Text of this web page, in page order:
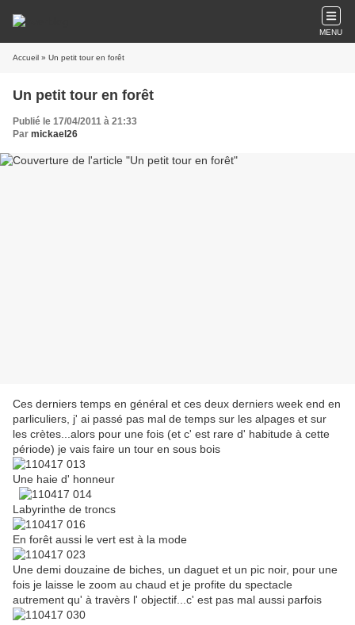
MENU
Accueil » Un petit tour en forêt
Un petit tour en forêt
Publié le 17/04/2011 à 21:33
Par mickael26
Ces derniers temps en général et ces deux derniers week end en
parliculiers, j' ai passé pas mal de temps sur les alpages et sur
les crètes...alors pour une fois (et c' est rare d' habitude à cette
période) je vais faire un tour en sous bois
Une haie d' honneur
Labyrinthe de troncs
En forêt aussi le vert est à la mode
Une demi douzaine de biches, un daguet et un pic noir, pour une
fois je laisse le zoom au chaud et je profite du spectacle
autrement qu' à travèrs l' objectif...c' est pas mal aussi parfois